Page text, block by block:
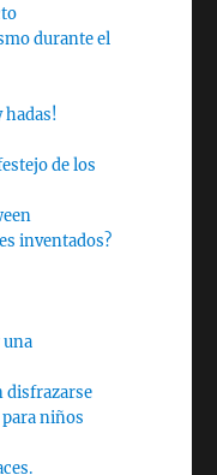
durante el
hadas!
de los
inventados?
una
disfrazarse
niños